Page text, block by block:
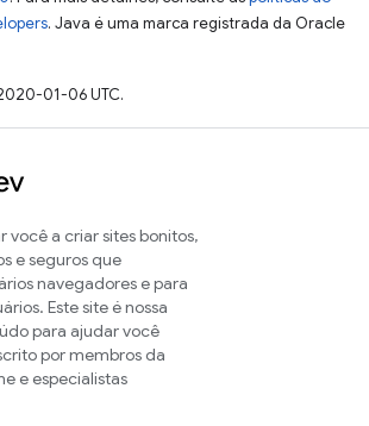
. Java é uma marca registrada da Oracle
01-06 UTC.
você a criar sites bonitos,
e seguros que
navegadores e para
Este site é nossa
para ajudar você
por membros da
e especialistas